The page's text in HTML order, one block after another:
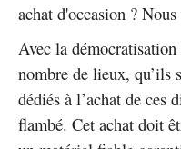
achat d'occasion ?
Avec la
nombre de lieux, qu’ils
dédiés à l’achat de ces
flambé. Cet achat doit